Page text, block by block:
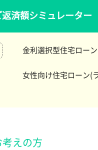
返済額シミュレーター
金利選択型住宅ロー
女性向け住宅ローン(
えの方